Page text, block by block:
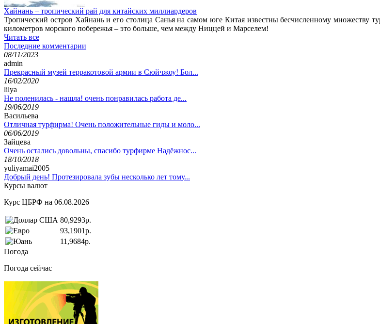
Хайнань – тропический рай для китайских миллиардеров
Тропический остров Хайнань и его столица Санья на самом юге Китая известны бесчисленному множеству
километров морского побережья – это больше, чем между Ниццей и Марселем!
Читать все
Последние комментарии
08/11/2023
admin
Прекрасный музей терракотовой армии в Сюйчжоу! Бол...
16/02/2020
lilya
Не поленилась - нашла! очень понравилась работа де...
19/06/2019
Васильева
Отличная турфирма! Очень положительные гиды и моло...
06/06/2019
Зайцева
Очень остались довольны, спасибо турфирме Надёжнос...
18/10/2018
yuliyamai2005
Добрый день! Протезировала зубы несколько лет тому...
Курсы валют
Курс ЦБРФ на 06.08.2026
80,9293р.
93,1901р.
11,9684р.
Погода
Погода сейчас